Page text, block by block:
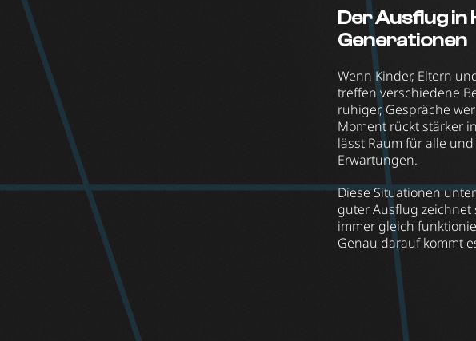
Der Ausflug
Generationen
Wenn Kinder, Eltern
treffen verschiedene
ruhiger, Gespräche
Moment rückt stärker
lässt Raum für alle
Erwartungen.
Diese Situationen
guter Ausflug
immer gleich
Genau darauf kommt